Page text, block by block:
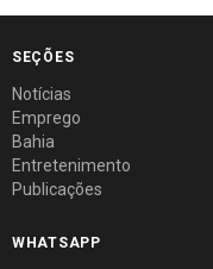
SEÇÕES
Notícias
Emprego
Bahia
Entretenimento
Publicações
WHATSAPP